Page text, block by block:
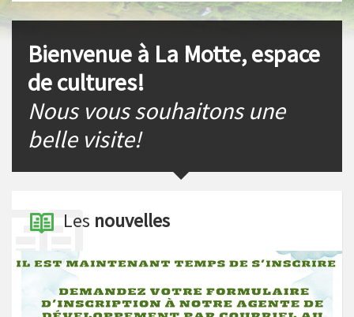
Bienvenue à La Motte, espace
de cultures!
Nous vous souhaitons une
belle visite!
Les nouvelles